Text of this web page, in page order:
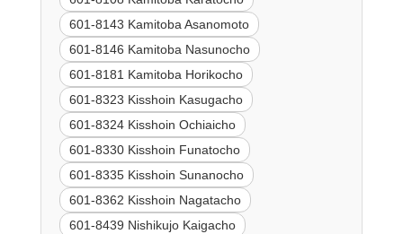
601-8143 Kamitoba Asanomoto
601-8146 Kamitoba Nasunocho
601-8181 Kamitoba Horikocho
601-8323 Kisshoin Kasugacho
601-8324 Kisshoin Ochiaicho
601-8330 Kisshoin Funatocho
601-8335 Kisshoin Sunanocho
601-8362 Kisshoin Nagatacho
601-8439 Nishikujo Kaigacho